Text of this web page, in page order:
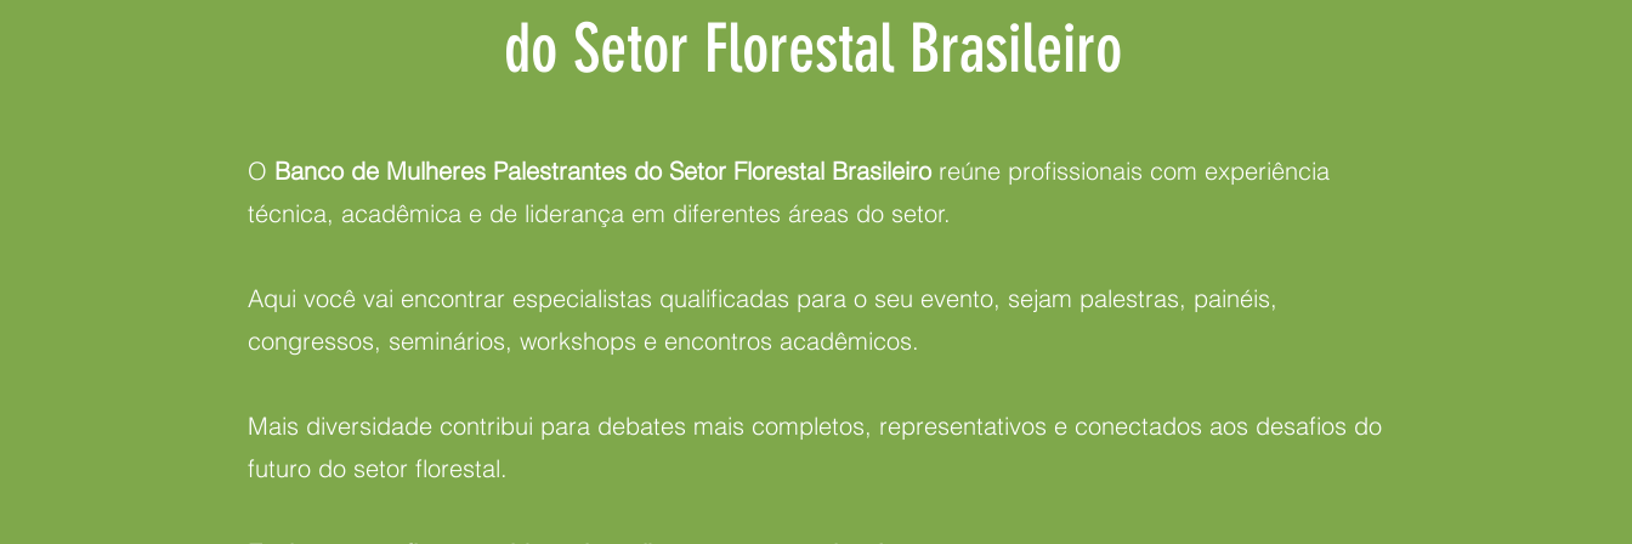
do Setor Florestal Brasileiro
O Banco de Mulheres Palestrantes do Setor Florestal Brasileiroreúne profissionais com experiência
técnica, acadêmica e de liderança em diferentes áreas do setor.
Aqui você vai encontrar especialistas qualificadas para o seu evento, sejam palestras, painéis,
congressos, seminários, workshops e encontros acadêmicos.
Mais diversidade contribui para debates mais completos, representativos e conectados aos desafios do
futuro do setor florestal.